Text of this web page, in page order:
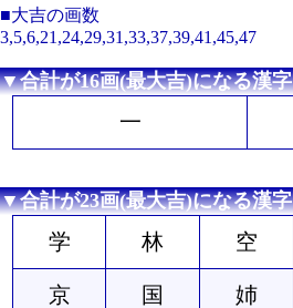
■大吉の画数
3,5,6,21,24,29,31,33,37,39,41,45,47
▼合計が16画(最大吉)になる漢字
一
▼合計が23画(最大吉)になる漢字
学 林 空
京 国 姉